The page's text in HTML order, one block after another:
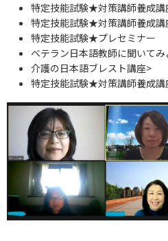
特定技能試験★対策講師養成講
特定技能試験★対策講師養成講
特定技能試験★プレセミナー
ベテラン日本語教師に聞いてみ
介護の日本語ブレスト講座>
特定技能試験★対策講師養成講